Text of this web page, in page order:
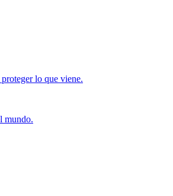
lo que viene.
mundo.